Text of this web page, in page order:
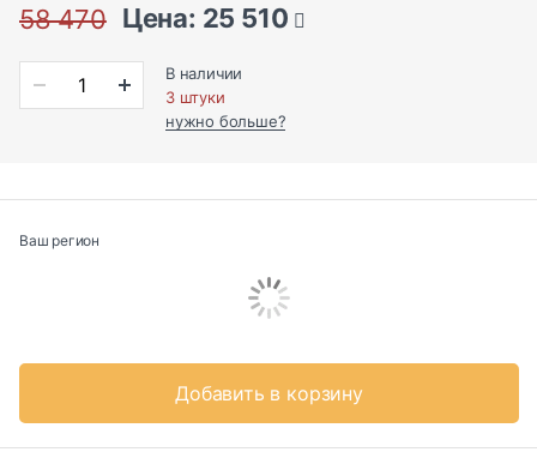
58 470 Цена: 25 510
В наличии
3 штуки
нужно больше?
Ваш регион
Добавить в корзину